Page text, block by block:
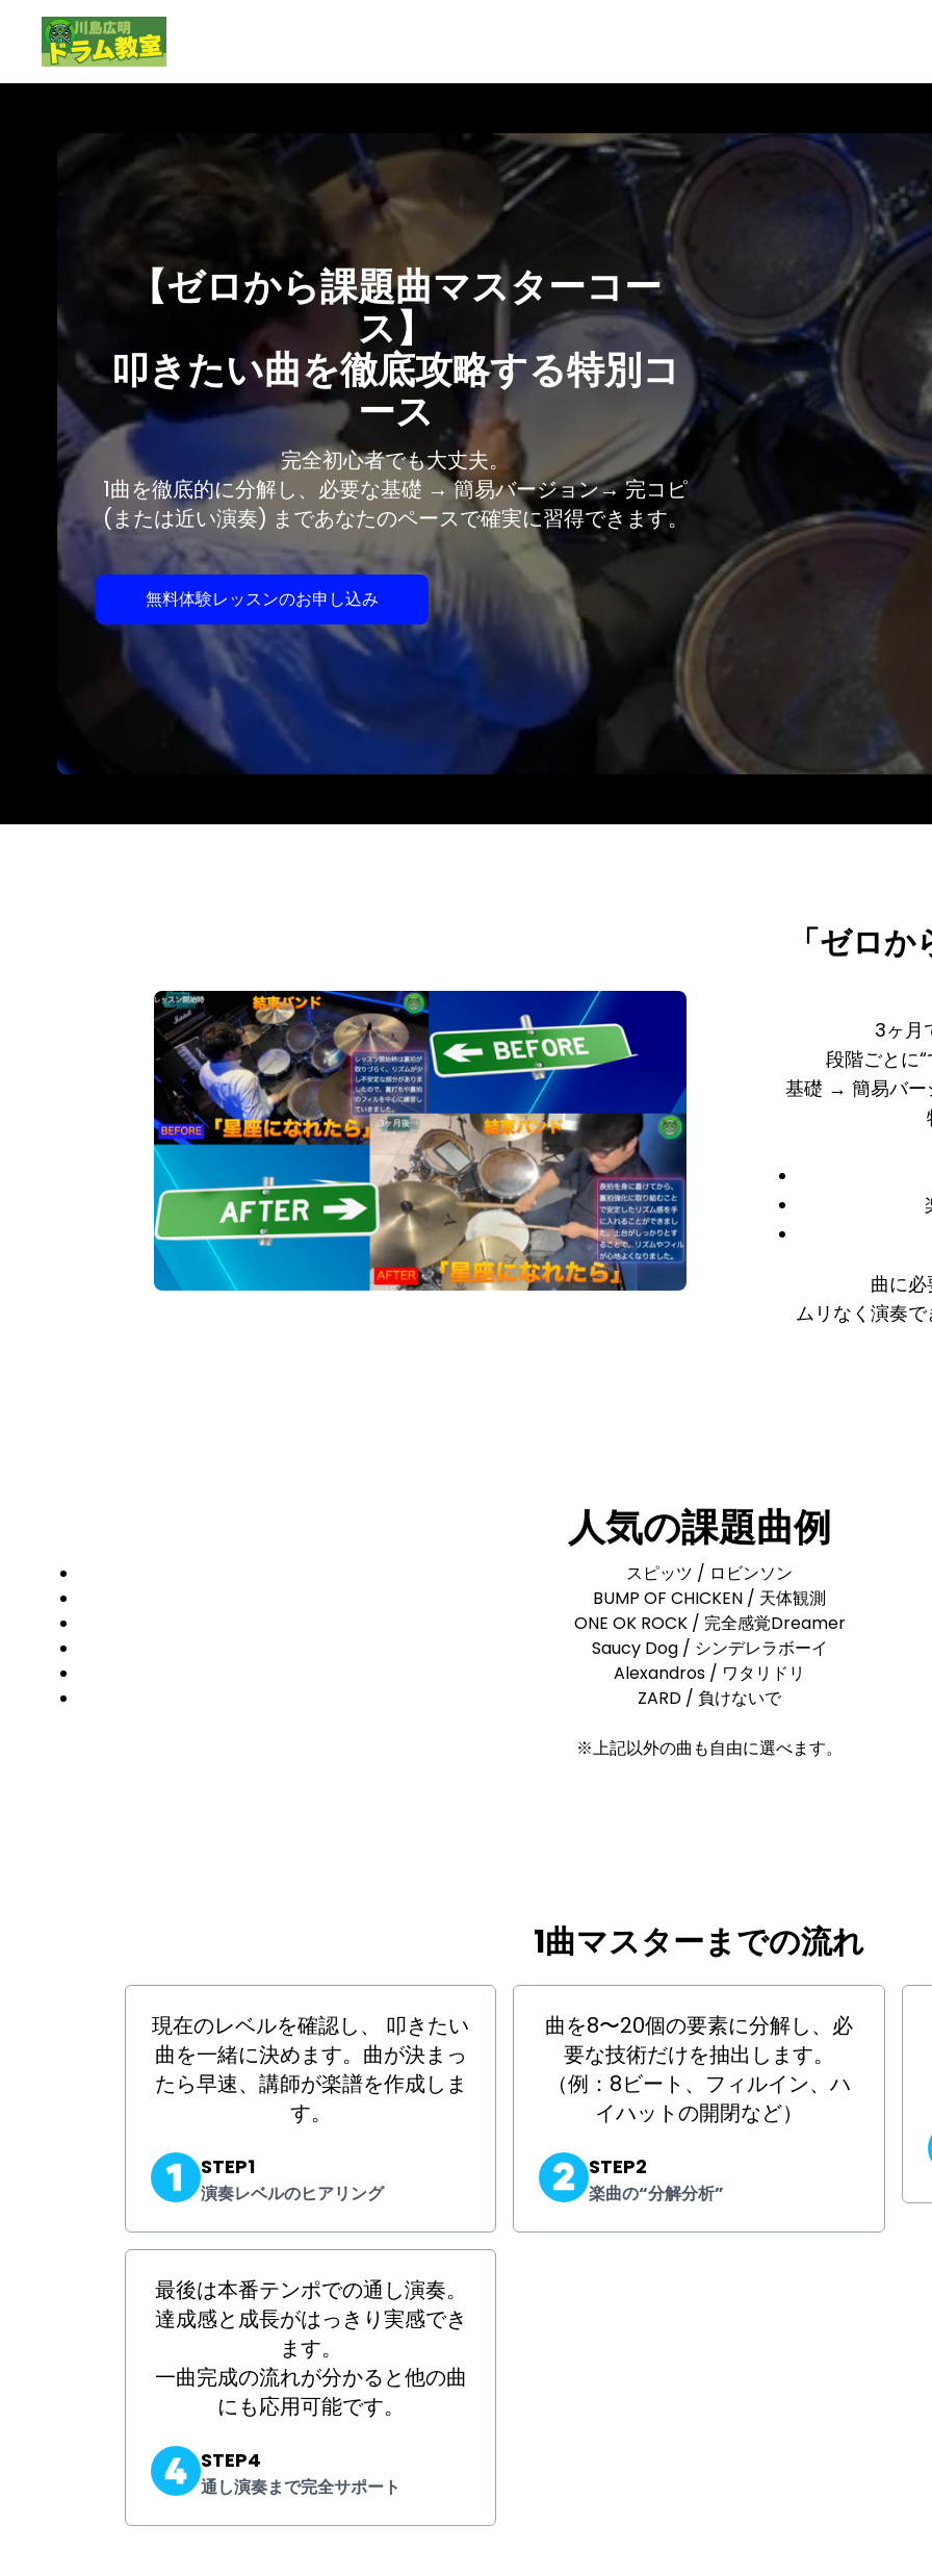
【ゼロから課題曲マスターコー
ス】
叩きたい曲を徹底攻略する特別コ
ース
完全初心者でも大丈夫。
1曲を徹底的に分解し、必要な基礎 → 簡易バージョン→ 完コピ
(または近い演奏) まであなたのペースで確実に習得できます。
無料体験レッスンのお申し込み
「ゼロ
3ヶ月
段階ごとに
基礎 → 簡易バー
曲に
ムリなく演奏
人気の課題曲例
スピッツ / ロビンソン
BUMP OF CHICKEN / 天体観測
ONE OK ROCK / 完全感覚Dreamer
Saucy Dog / シンデレラボーイ
Alexandros / ワタリドリ
ZARD / 負けないで
※上記以外の曲も自由に選べます。
1曲マスターまでの流れ
現在のレベルを確認し、 叩きたい
曲を一緒に決めます。曲が決まっ
たら早速、講師が楽譜を作成しま
す。
STEP1
演奏レベルのヒアリング
曲を8〜20個の要素に分解し、必
要な技術だけを抽出します。
（例：8ビート、フィルイン、ハ
イハットの開閉など）
STEP2
楽曲の“分解分析”
最後は本番テンポでの通し演奏。
達成感と成長がはっきり実感でき
ます。
一曲完成の流れが分かると他の曲
にも応用可能です。
STEP4
通し演奏まで完全サポート